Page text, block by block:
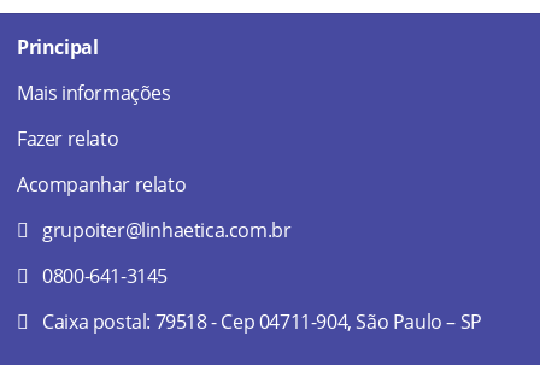
Principal
Mais informações
Fazer relato
Acompanhar relato
grupoiter@linhaetica.com.br
0800-641-3145
Caixa postal: 79518 - Cep 04711-904, São Paulo – SP